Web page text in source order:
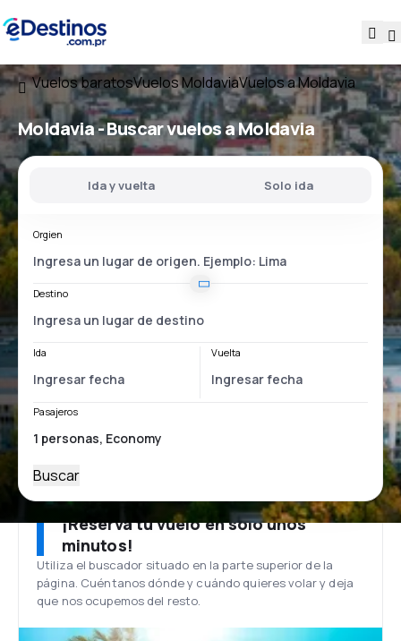
Vuelos baratosVuelos MoldaviaVuelos a Moldavia
Moldavia - Buscar vuelos a Moldavia
Ida y vuelta Solo ida
Orgien
Destino
Ida Vuelta
Pasajeros
Buscar
¡Reserva tu vuelo en solo unos
minutos!
Utiliza el buscador situado en la parte superior de la
página. Cuéntanos dónde y cuándo quieres volar y deja
que nos ocupemos del resto.